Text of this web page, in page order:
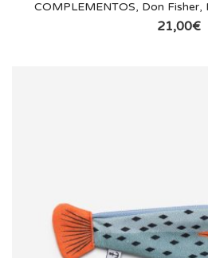
COMPLEMENTOS, Don Fisher,
21,00€